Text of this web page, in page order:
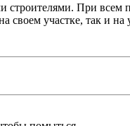
строителями. При
участке, так и на